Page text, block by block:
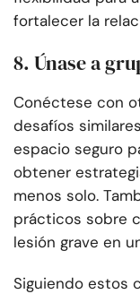
fortalecer la
8. Únase a
Conéctese con
desafíos
espacio seguro
obtener
menos solo.
prácticos sobre
lesión grave en
Siguiendo estos